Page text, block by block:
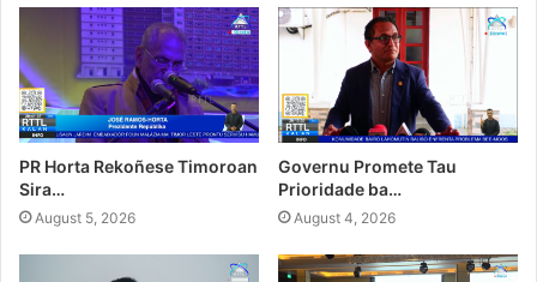
PR Horta Rekoñese Timoroan
Sira…
August 5, 2026
Governu Promete Tau
Prioridade ba…
August 4, 2026